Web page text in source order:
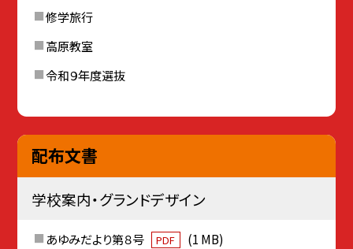
修学旅行
高原教室
令和９年度選抜
配布文書
学校案内・グランドデザイン
あゆみだより第８号 PDF
(1 MB)